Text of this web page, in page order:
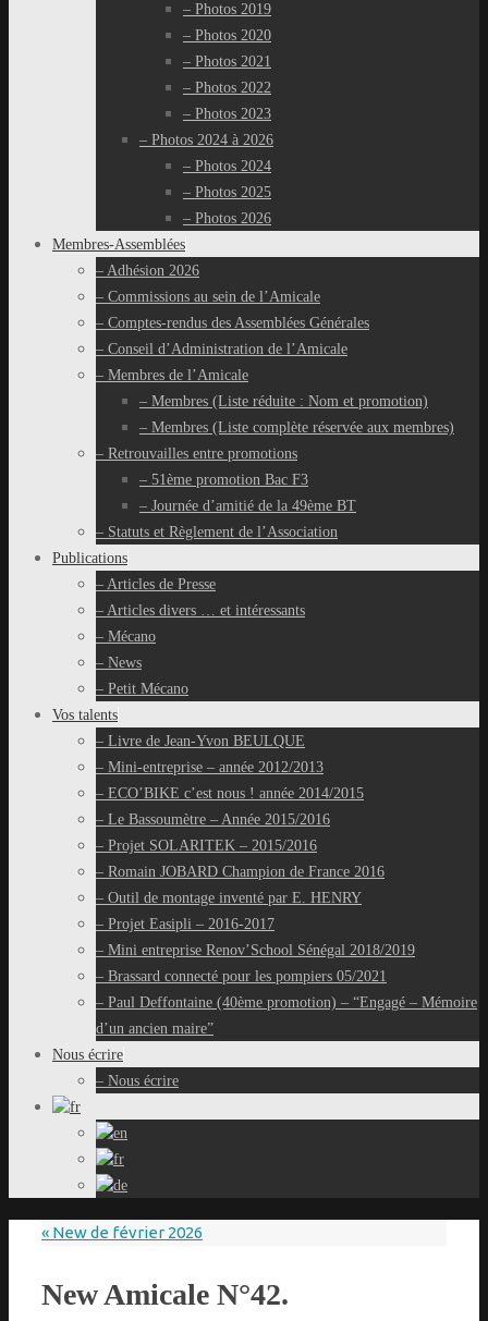
– Photos 2019
– Photos 2020
– Photos 2021
– Photos 2022
– Photos 2023
– Photos 2024 à 2026
– Photos 2024
– Photos 2025
– Photos 2026
Membres-Assemblées
– Adhésion 2026
– Commissions au sein de l’Amicale
– Comptes-rendus des Assemblées Générales
– Conseil d’Administration de l’Amicale
– Membres de l’Amicale
– Membres (Liste réduite : Nom et promotion)
– Membres (Liste complète réservée aux membres)
– Retrouvailles entre promotions
– 51ème promotion Bac F3
– Journée d’amitié de la 49ème BT
– Statuts et Règlement de l’Association
Publications
– Articles de Presse
– Articles divers … et intéressants
– Mécano
– News
– Petit Mécano
Vos talents
– Livre de Jean-Yvon BEULQUE
– Mini-entreprise – année 2012/2013
– ECO’BIKE c’est nous ! année 2014/2015
– Le Bassoumètre – Année 2015/2016
– Projet SOLARITEK – 2015/2016
– Romain JOBARD Champion de France 2016
– Outil de montage inventé par E. HENRY
– Projet Easipli – 2016-2017
– Mini entreprise Renov’School Sénégal 2018/2019
– Brassard connecté pour les pompiers 05/2021
– Paul Deffontaine (40ème promotion) – “Engagé – Mémoire
d’un ancien maire”
Nous écrire
– Nous écrire
« New de février 2026
New Amicale N°42.